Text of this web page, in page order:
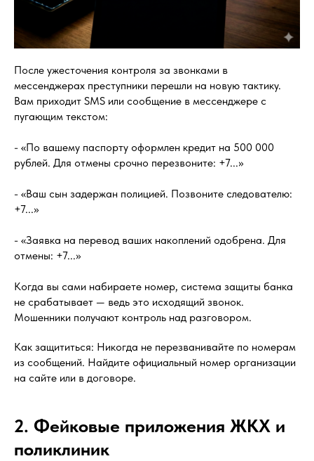
После ужесточения контроля за звонками в
мессенджерах преступники перешли на новую тактику.
Вам приходит SMS или сообщение в мессенджере с
пугающим текстом:
- «По вашему паспорту оформлен кредит на 500 000
рублей. Для отмены срочно перезвоните: +7...»
- «Ваш сын задержан полицией. Позвоните следователю:
+7...»
- «Заявка на перевод ваших накоплений одобрена. Для
отмены: +7...»
Когда вы сами набираете номер, система защиты банка
не срабатывает — ведь это исходящий звонок.
Мошенники получают контроль над разговором.
Как защититься: Никогда не перезванивайте по номерам
из сообщений. Найдите официальный номер организации
на сайте или в договоре.
2. Фейковые приложения ЖКХ и
поликлиник